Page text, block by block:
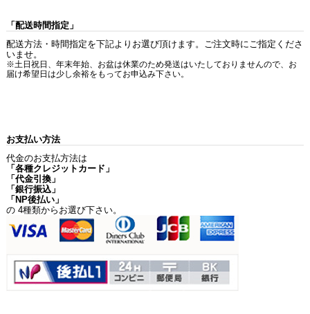
「配送時間指定」
配送方法・時間指定を下記よりお選び頂けます。ご注文時にご指定くださ
いませ。
※土日祝日、年末年始、お盆は休業のため発送はいたしておりませんので、お
届け希望日は少し余裕をもってお申込み下さい。
お支払い方法
代金のお支払方法は
「各種クレジットカード」
「代金引換」
「銀行振込」
「NP後払い」
の 4種類からお選び下さい。